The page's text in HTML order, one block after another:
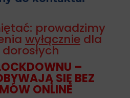
prowadzimy
wyłączniedla
–
SIĘ BEZ
ONLINE